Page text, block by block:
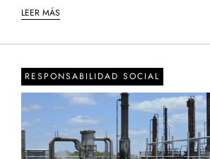
LEER MÁS
RESPONSABILIDAD SOCIAL